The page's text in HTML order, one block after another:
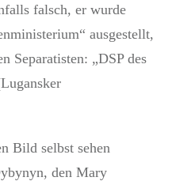
falsch, er wurde
ausgestellt,
Separatisten: „DSP des
Bild selbst sehen
den Mary